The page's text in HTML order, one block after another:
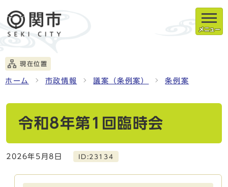
メニュー
現在位置
ホーム 市政情報 議案（条例案） 条例案
令和8年第1回臨時会
2026年5月8日 ID:23134